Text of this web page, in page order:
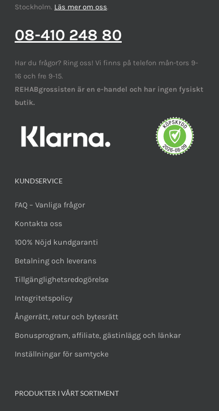
Stockholm. Läs mer om oss.
08-410 248 80
Har du frågor? Ring oss! Vi finns på telefon mån-tors 9-
16 och fre 9-15.
REHABgrossisten är en e-handel och har ingen fysiskt
butik.
KUNDSERVICE
FAQ – Vanliga frågor
Kontakta oss
100% Nöjd kundgaranti
Betalning och leverans
Tillgänglighetsredogörelse
Integritetspolicy
Ångerrätt, retur och bytesrätt
Bonusprogram, affiliate, gästinlägg och länkar
Inställningar för samtycke
PRODUKTER I VÅRT SORTIMENT